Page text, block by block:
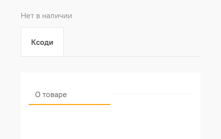
Нет в наличии
Ксоди
О товаре